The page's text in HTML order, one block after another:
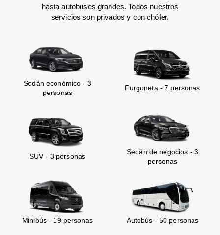
hasta autobuses grandes. Todos nuestros
servicios son privados y con chófer.
Sedán económico - 3
personas
Furgoneta - 7 personas
SUV - 3 personas
Sedán de negocios - 3
personas
Minibús - 19 personas Autobús - 50 personas